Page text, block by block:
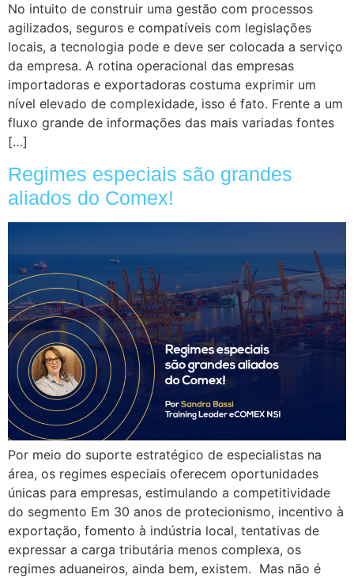
No intuito de construir uma gestão com processos
agilizados, seguros e compatíveis com legislações
locais, a tecnologia pode e deve ser colocada a serviço
da empresa. A rotina operacional das empresas
importadoras e exportadoras costuma exprimir um
nível elevado de complexidade, isso é fato. Frente a um
fluxo grande de informações das mais variadas fontes
[…]
Regimes especiais são grandes
aliados do Comex!
Por meio do suporte estratégico de especialistas na
área, os regimes especiais oferecem oportunidades
únicas para empresas, estimulando a competitividade
do segmento Em 30 anos de protecionismo, incentivo à
exportação, fomento à indústria local, tentativas de
expressar a carga tributária menos complexa, os
regimes aduaneiros, ainda bem, existem. Mas não é